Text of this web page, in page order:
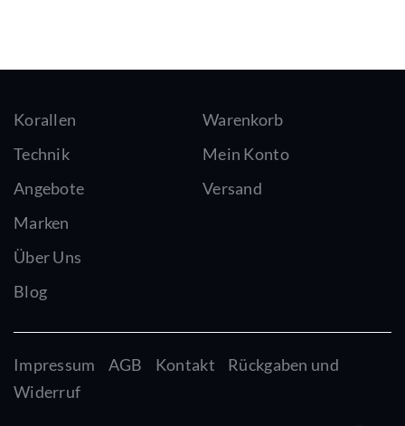
Korallen
Technik
Angebote
Marken
Über Uns
Blog
Warenkorb
Mein Konto
Versand
Impressum AGB Kontakt
Rückgaben und
Widerruf